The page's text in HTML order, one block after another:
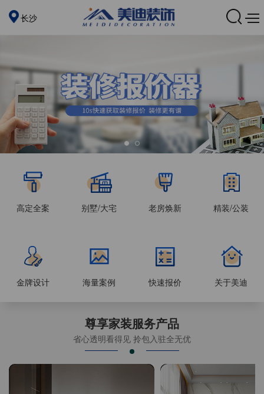
长沙
高定全案 别墅/大宅 老房焕新 精装/公装
金牌设计 海量案例 快速报价 关于美迪
尊享家装服务产品
省心透明看得见 拎包入驻全无优